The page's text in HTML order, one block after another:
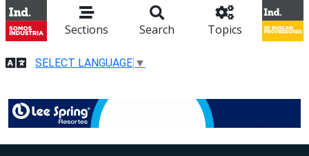
Sections Search Topics
SELECT LANGUAGE ▼